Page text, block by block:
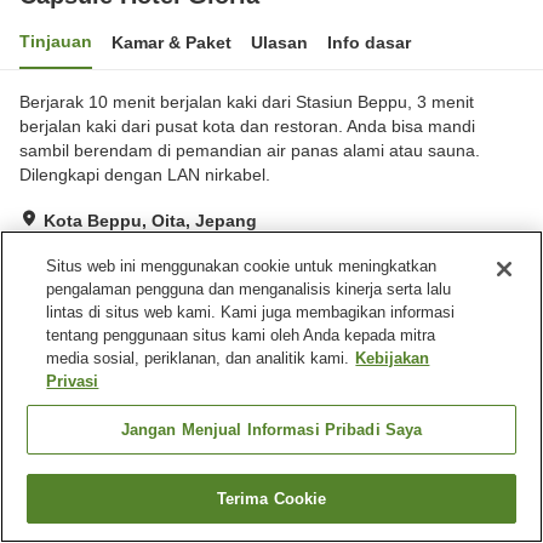
Tinjauan Kamar & Paket Ulasan Info dasar
Berjarak 10 menit berjalan kaki dari Stasiun Beppu, 3 menit
berjalan kaki dari pusat kota dan restoran. Anda bisa mandi
sambil berendam di pemandian air panas alami atau sauna.
Dilengkapi dengan LAN nirkabel.
Kota Beppu, Oita, Jepang
Sangat baik Ulasan: 354
Fasilitas properti
Tempat parkir
Beranda Jepang Oita Kota Beppu Capsule Hotel Gloria
Cari kamar
Situs web ini menggunakan cookie untuk meningkatkan
pengalaman pengguna dan menganalisis kinerja serta lalu
lintas di situs web kami. Kami juga membagikan informasi
tentang penggunaan situs kami oleh Anda kepada mitra
media sosial, periklanan, dan analitik kami. Kebijakan
Privasi
Jangan Menjual Informasi Pribadi Saya
Terima Cookie